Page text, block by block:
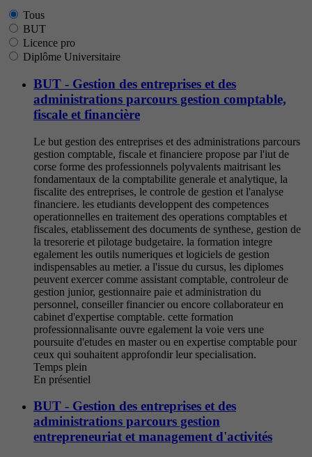
Tous
BUT
Licence pro
Diplôme Universitaire
BUT - Gestion des entreprises et des
administrations parcours gestion comptable,
fiscale et financière
Le but gestion des entreprises et des administrations parcours
gestion comptable, fiscale et financiere propose par l'iut de
corse forme des professionnels polyvalents maitrisant les
fondamentaux de la comptabilite generale et analytique, la
fiscalite des entreprises, le controle de gestion et l'analyse
financiere. les etudiants developpent des competences
operationnelles en traitement des operations comptables et
fiscales, etablissement des documents de synthese, gestion de
la tresorerie et pilotage budgetaire. la formation integre
egalement les outils numeriques et logiciels de gestion
indispensables au metier. a l'issue du cursus, les diplomes
peuvent exercer comme assistant comptable, controleur de
gestion junior, gestionnaire paie et administration du
personnel, conseiller financier ou encore collaborateur en
cabinet d'expertise comptable. cette formation
professionnalisante ouvre egalement la voie vers une
poursuite d'etudes en master ou en expertise comptable pour
ceux qui souhaitent approfondir leur specialisation.
Temps plein
En présentiel
BUT - Gestion des entreprises et des
administrations parcours gestion
entrepreneuriat et management d'activités